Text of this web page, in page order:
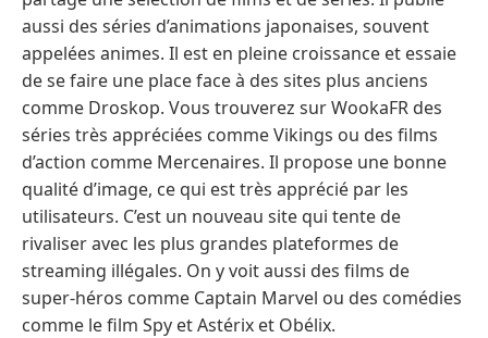
aussi des séries d’animations japonaises, souvent
appelées animes. Il est en pleine croissance et essaie
de se faire une place face à des sites plus anciens
comme Droskop. Vous trouverez sur WookaFR des
séries très appréciées comme Vikings ou des films
d’action comme Mercenaires. Il propose une bonne
qualité d’image, ce qui est très apprécié par les
utilisateurs. C’est un nouveau site qui tente de
rivaliser avec les plus grandes plateformes de
streaming illégales. On y voit aussi des films de
super-héros comme Captain Marvel ou des comédies
comme le film Spy et Astérix et Obélix.